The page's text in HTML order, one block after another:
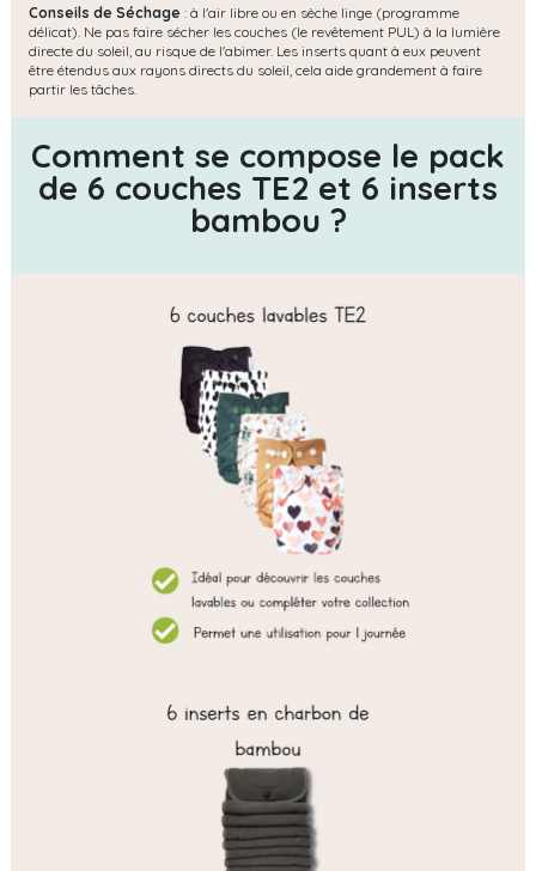
Conseils de Séchage : à l'air libre ou en sèche linge (programme
délicat). Ne pas faire sécher les couches (le revêtement PUL) à la lumière
directe du soleil, au risque de l'abimer. Les inserts quant à eux peuvent
être étendus aux rayons directs du soleil, cela aide grandement à faire
partir les tâches.
Comment se compose le pack
de 6 couches TE2 et 6 inserts
bambou ?